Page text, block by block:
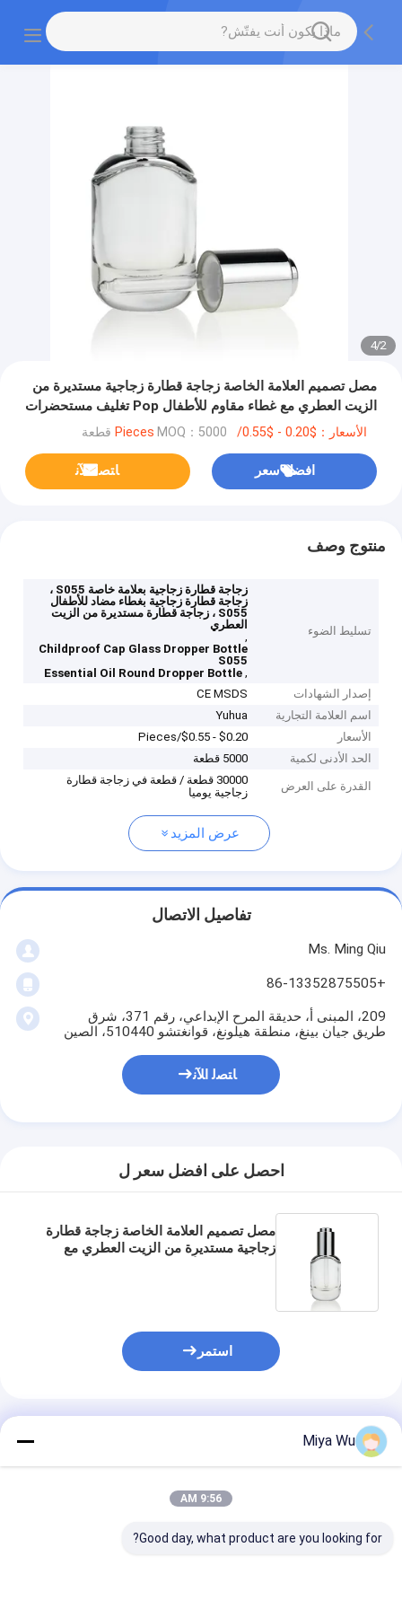
2
/
4
مصل تصميم العلامة الخاصة زجاجة قطارة زجاجية مستديرة من
الزيت العطري مع غطاء مقاوم للأطفال Pop تغليف مستحضرات
التجميل المستعملة S055
الأسعار：$0.20 - $0.55/Pieces MOQ：5000 قطعة
افضل سعر ﺎﺘﺼﻟ ﺍﻶﻧ
منتوج وصف
تسليط الضوء
زجاجة قطارة زجاجية بعلامة خاصة S055 ،
زجاجة قطارة زجاجية بغطاء مضاد للأطفال
S055 ، زجاجة قطارة مستديرة من الزيت
العطري
,
Childproof Cap Glass Dropper Bottle
S055
,
Essential Oil Round Dropper Bottle
إصدار الشهادات
CE MSDS
اسم العلامة التجارية
Yuhua
الأسعار
$0.20 - $0.55/Pieces
الحد الأدنى لكمية
5000 قطعة
القدرة على العرض
30000 قطعة / قطعة في زجاجة قطارة
زجاجية يوميا
عرض المزيد
تفاصيل الاتصال
Ms. Ming Qiu
+86-13352875505
209، المبنى أ، حديقة المرح الإبداعي، رقم 371، شرق
طريق جيان بينغ، منطقة هيلونغ، قوانغتشو 510440، الصين
ﺎﺘﺼﻟ ﺍﻶﻧ
احصل على افضل سعر ل
مصل تصميم العلامة الخاصة زجاجة قطارة
زجاجية مستديرة من الزيت العطري مع
استمر
المنتجات الموصى بها
Miya Wu
9:56 AM
Good day, what product are you looking for?